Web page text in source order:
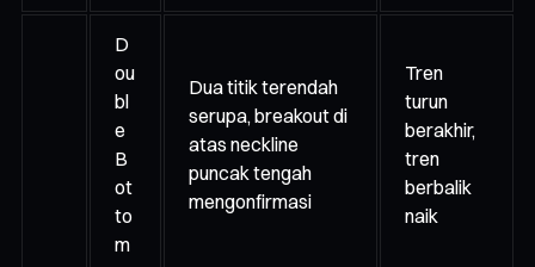
D
ou
bl
e
B
ot
to
m
Dua titik terendah
serupa, breakout di
atas neckline
puncak tengah
mengonfirmasi
Tren
turun
berakhir,
tren
berbalik
naik